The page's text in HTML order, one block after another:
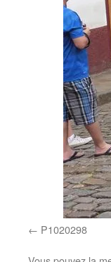
P1020298